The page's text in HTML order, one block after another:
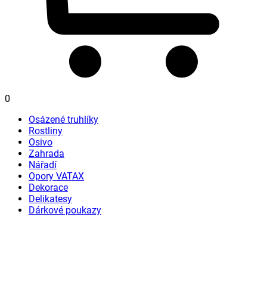
0
Osázené truhlíky
Rostliny
Osivo
Zahrada
Nářadí
Opory VATAX
Dekorace
Delikatesy
Dárkové poukazy